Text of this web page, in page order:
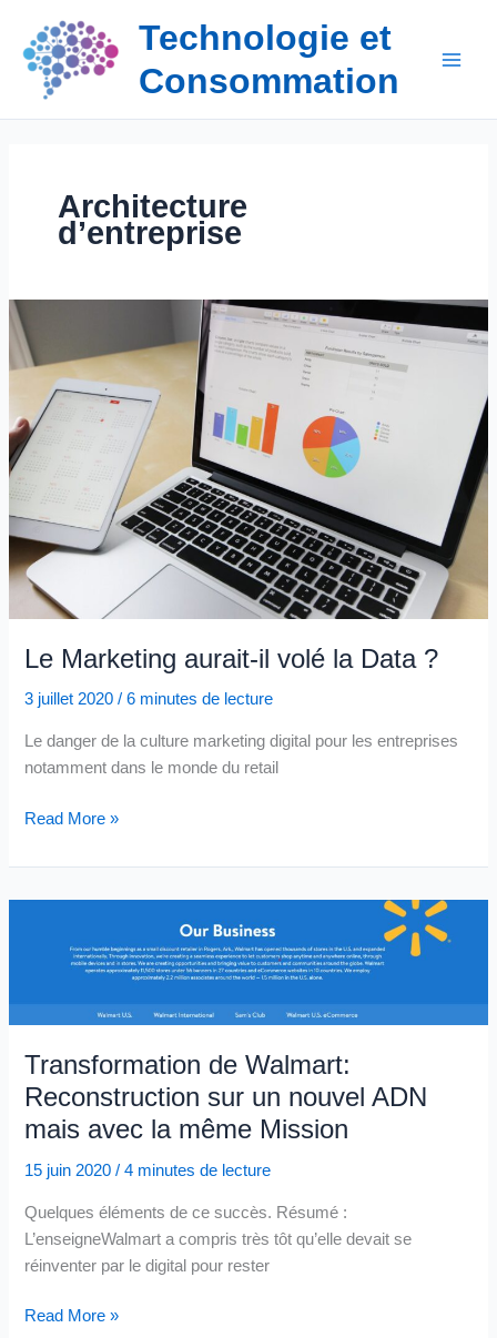
contenu
Technologie et
Consommation
Architecture
d’entreprise
Le Marketing aurait-il volé la Data ?
3 juillet 2020/6 minutes de lecture
Le danger de la culture marketing digital pour les entreprises
notamment dans le monde du retail
Le
aurait-
il
?
Read More »
Transformation de Walmart:
Reconstruction sur un nouvel ADN
mais avec la même Mission
15 juin 2020/4 minutes de lecture
Quelques éléments de ce succès. Résumé :
L’enseigneWalmart a compris très tôt qu’elle devait se
réinventer par le digital pour rester
Transformation
Read More »